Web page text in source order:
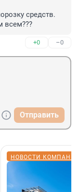
средств.
всем???
+0 –0
Отправить
НОВОСТИ